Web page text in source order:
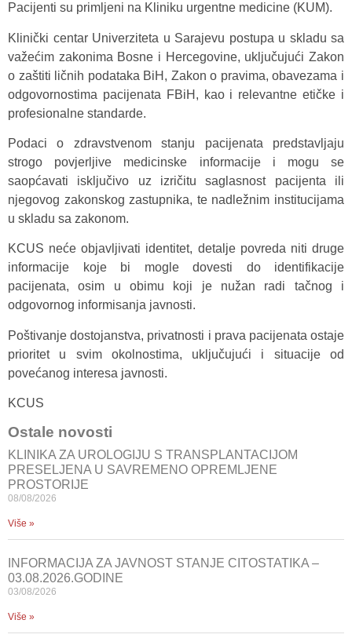
Pacijenti su primljeni na Kliniku urgentne medicine (KUM).
Klinički centar Univerziteta u Sarajevu postupa u skladu sa
važećim zakonima Bosne i Hercegovine, uključujući Zakon
o zaštiti ličnih podataka BiH, Zakon o pravima, obavezama i
odgovornostima pacijenata FBiH, kao i relevantne etičke i
profesionalne standarde.
Podaci o zdravstvenom stanju pacijenata predstavljaju
strogo povjerljive medicinske informacije i mogu se
saopćavati isključivo uz izričitu saglasnost pacijenta ili
njegovog zakonskog zastupnika, te nadležnim institucijama
u skladu sa zakonom.
KCUS neće objavljivati identitet, detalje povreda niti druge
informacije koje bi mogle dovesti do identifikacije
pacijenata, osim u obimu koji je nužan radi tačnog i
odgovornog informisanja javnosti.
Poštivanje dostojanstva, privatnosti i prava pacijenata ostaje
prioritet u svim okolnostima, uključujući i situacije od
povećanog interesa javnosti.
KCUS
Ostale novosti
KLINIKA ZA UROLOGIJU S TRANSPLANTACIJOM
PRESELJENA U SAVREMENO OPREMLJENE
PROSTORIJE
08/08/2026
Više »
INFORMACIJA ZA JAVNOST STANJE CITOSTATIKA –
03.08.2026.GODINE
03/08/2026
Više »